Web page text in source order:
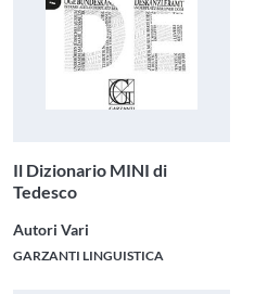
Il Dizionario MINI di
Tedesco
Autori Vari
GARZANTI LINGUISTICA